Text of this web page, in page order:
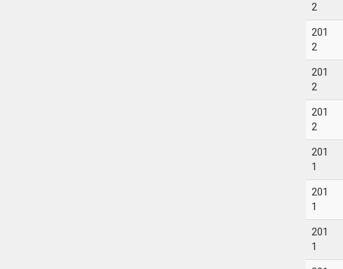
2
201
2
201
2
201
2
201
1
201
1
201
1